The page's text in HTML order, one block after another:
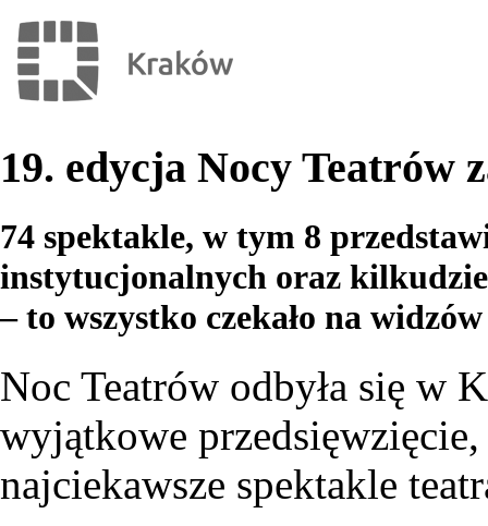
19. edycja Nocy Teatrów
74 spektakle, w tym 8
instytucjonalnych oraz
– to wszystko czekało na
Noc Teatrów odbyła się w
wyjątkowe
najciekawsze spektakle